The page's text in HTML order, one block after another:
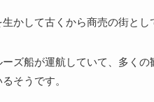
かして古くから商売の街とし
ズ船が運航していて、多く
そうです。